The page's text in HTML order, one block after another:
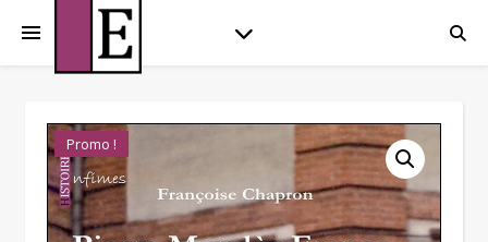
Promo !